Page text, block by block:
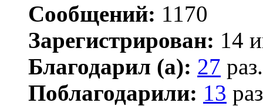
Сообщений: 1170
Зарегистрирован: 14
Благодарил (а): 27 раз.
Поблагодарили: 13